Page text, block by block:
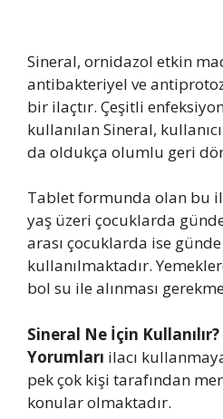
Sineral, ornidazol etkin
antibakteriyel ve
bir ilaçtır. Çeşitli
kullanılan Sineral,
da oldukça olumlu geri
Tablet formunda olan bu
yaş üzeri çocuklarda
arası çocuklarda ise
kullanılmaktadır.
bol su ile alınması
Sineral Ne İçin Kullanılır?
Yorumları ilacı
pek çok kişi tarafından
konular olmaktadır.